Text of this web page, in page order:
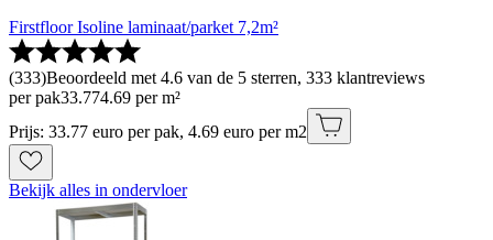
Firstfloor Isoline laminaat/parket 7,2m²
(333)Beoordeeld met 4.6 van de 5 sterren, 333 klantreviews
per pak33.774.69 per m²
Prijs: 33.77 euro per pak, 4.69 euro per m2
Bekijk alles in ondervloer